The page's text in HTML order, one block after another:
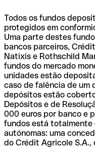
Todos os fundos
protegidos em
Uma parte destes
bancos parceiros,
Natixis e Rothschild
fundos do mercado
unidades estão
caso de falência de um
depósitos estão
Depósitos e de
000 euros por banco e
fundos está
autónomas: uma
do Crédit Agricole S.A.,